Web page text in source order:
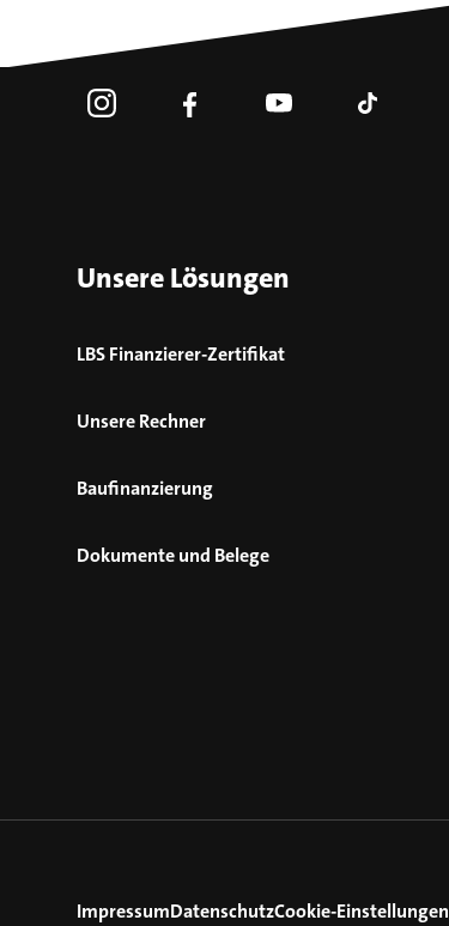
Unsere Lösungen
LBS Finanzierer-Zertifikat
Unsere Rechner
Baufinanzierung
Dokumente und Belege
ImpressumDatenschutzCookie-Einstellungen